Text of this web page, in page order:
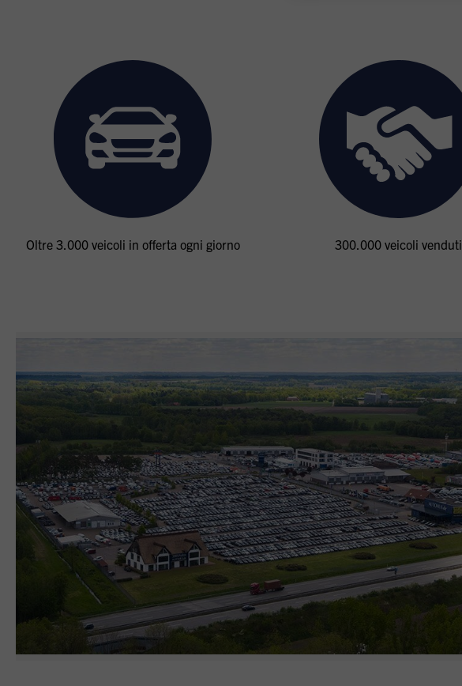
Oltre 3.000 veicoli in offerta ogni giorno 300.000 veicoli venduti